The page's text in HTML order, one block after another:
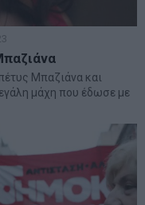
Μπαζιάνα και
μάχη που έδωσε με